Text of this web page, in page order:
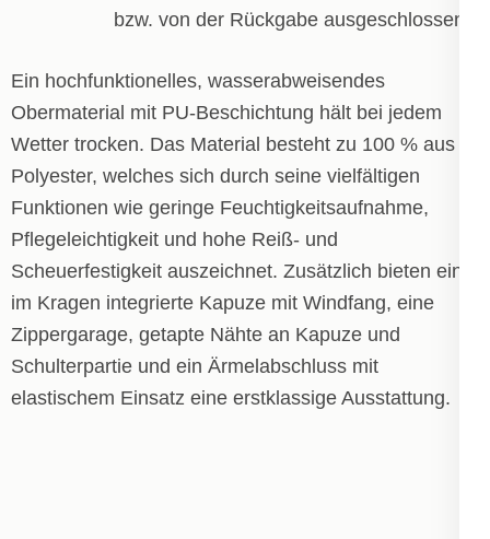
bzw. von der Rückgabe ausgeschlossen!
Ein hochfunktionelles, wasserabweisendes
Obermaterial mit PU-Beschichtung hält bei jedem
Wetter trocken. Das Material besteht zu 100 % aus
Polyester, welches sich durch seine vielfältigen
Funktionen wie geringe Feuchtigkeitsaufnahme,
Pflegeleichtigkeit und hohe Reiß- und
Scheuerfestigkeit auszeichnet. Zusätzlich bieten eine
im Kragen integrierte Kapuze mit Windfang, eine
Zippergarage, getapte Nähte an Kapuze und
Schulterpartie und ein Ärmelabschluss mit
elastischem Einsatz eine erstklassige Ausstattung.